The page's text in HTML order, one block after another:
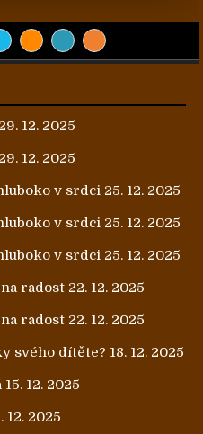
29. 12. 2025
29. 12. 2025
v srdci 25. 12. 2025
v srdci 25. 12. 2025
v srdci 25. 12. 2025
radost 22. 12. 2025
radost 22. 12. 2025
svého dítěte? 18. 12. 2025
15. 12. 2025
12. 2025